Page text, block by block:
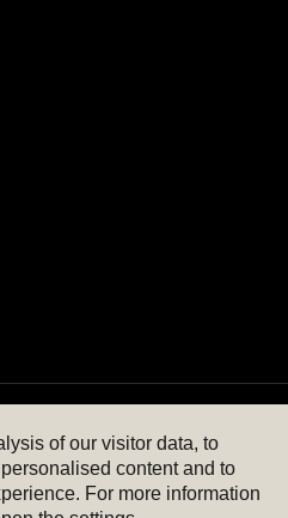
of our visitor data, to
content and to
For more information